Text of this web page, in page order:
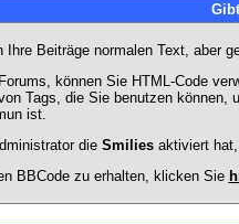
Ihre Beiträge normalen Text,
können Sie HTML-Code
Tags, die Sie benutzen
ist.
die Smiliesaktiviert hat,
BBCode zu erhalten, klicken Sie